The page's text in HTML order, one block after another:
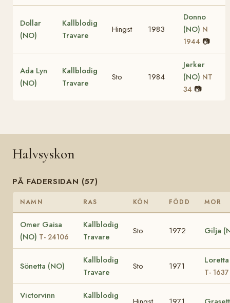
Dollar
(NO)
Kallblodig
Travare
Hingst 1983
Donno
(NO) N
1944 📷
Ada Lyn
(NO)
Kallblodig
Travare
Sto 1984
Jerker
(NO) NT
34 📷
Halvsyskon
PÅ FADERSIDAN (57)
NAMN RAS KÖN FÖDD MOR
Omer Gaisa
(NO) T- 24106
Kallblodig
Travare
Sto 1972 Gilja
Sönetta (NO)
Kallblodig
Travare
Sto 1971
T- 1637
Victorvinn
Kallblodig